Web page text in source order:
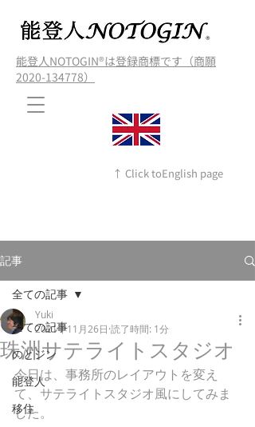
能登人NOTOGIN®️は登録商標です（商願
2020-134778）
↑ Click toEnglish page
記事
全ての記事
のとジン
能登人
移住
全ての記事
珠洲サテライトスタジオ
Yuki
2021年11月26日 読了時間: 1分
今日は、事務所のレイアウトを変え
て、サテライトスタジオ風にしてみま
した。